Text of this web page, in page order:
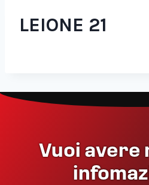
LEIONE 21
Vuoi avere